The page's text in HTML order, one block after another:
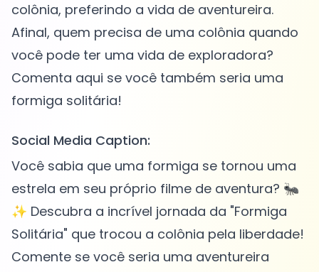
colônia, preferindo a vida de aventureira.
Afinal, quem precisa de uma colônia quando
você pode ter uma vida de exploradora?
Comenta aqui se você também seria uma
Social Media Caption:
Você sabia que uma formiga se tornou uma
estrela em seu próprio filme de aventura? 🐜
✨ Descubra a incrível jornada da "Formiga
Solitária" que trocou a colônia pela liberdade!
Comente se você seria uma aventureira